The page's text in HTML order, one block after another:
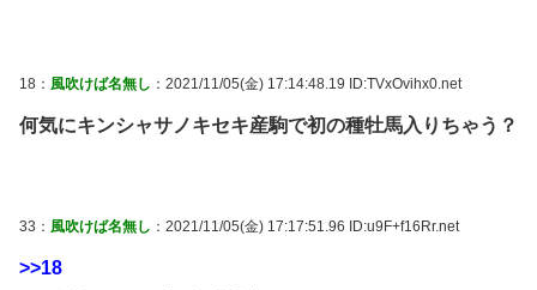
18： 風吹けば名無し ：2021/11/05(金) 17:14:48.19 ID:TVxOvihx0.net
何気にキンシャサノキセキ産駒で初の種牡馬入りちゃう？
33： 風吹けば名無し ：2021/11/05(金) 17:17:51.96 ID:u9F+f16Rr.net
>>18